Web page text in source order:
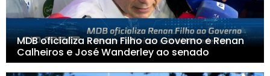
MDB oficializa Renan Filho ao Governo e Renan
Calheiros e José Wanderley ao senado